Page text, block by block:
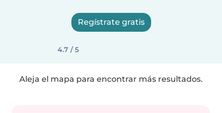
Regístrate gratis
4.7 / 5
Aleja el mapa para encontrar más resultados.